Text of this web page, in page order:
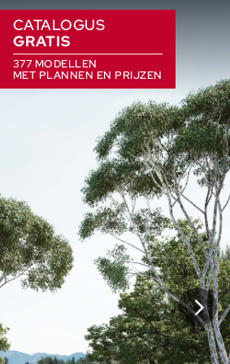
CATALOGUS
GRATIS
377 MODELLEN
MET PLANNEN EN PRIJZEN